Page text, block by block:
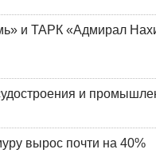
и ТАРК «Адмирал
и
вырос почти на 40%